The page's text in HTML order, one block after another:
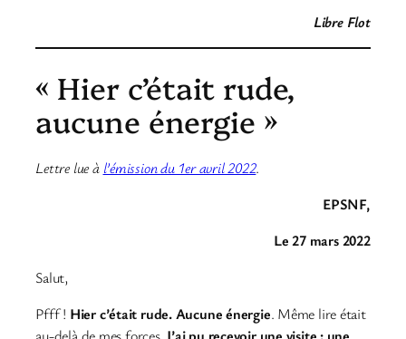
Libre Flot
« Hier c’était rude,
aucune énergie »
Lettre lue à l’émission du 1er avril 2022.
EPSNF,
Le 27 mars 2022
Salut,
Pfff ! Hier c’était rude. Aucune énergie. Même lire était